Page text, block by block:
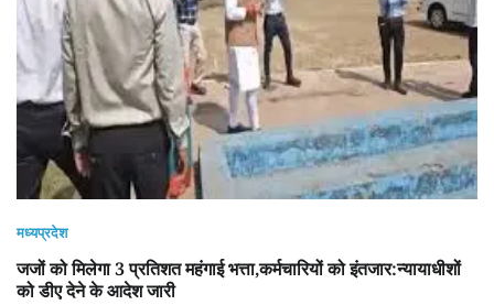
मध्यप्रदेश
जजों को मिलेगा 3 प्रतिशत महंगाई भत्ता,कर्मचारियों को इंतजार:न्यायाधीशों
को डीए देने के आदेश जारी